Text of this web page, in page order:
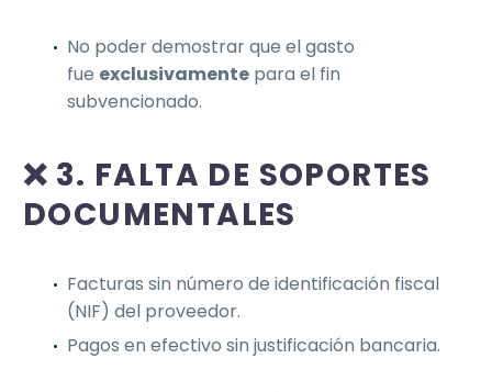
No poder demostrar que el gasto
fue exclusivamente para el fin
subvencionado.
❌ 3. FALTA DE SOPORTES
DOCUMENTALES
Facturas sin número de identificación fiscal
(NIF) del proveedor.
Pagos en efectivo sin justificación bancaria.